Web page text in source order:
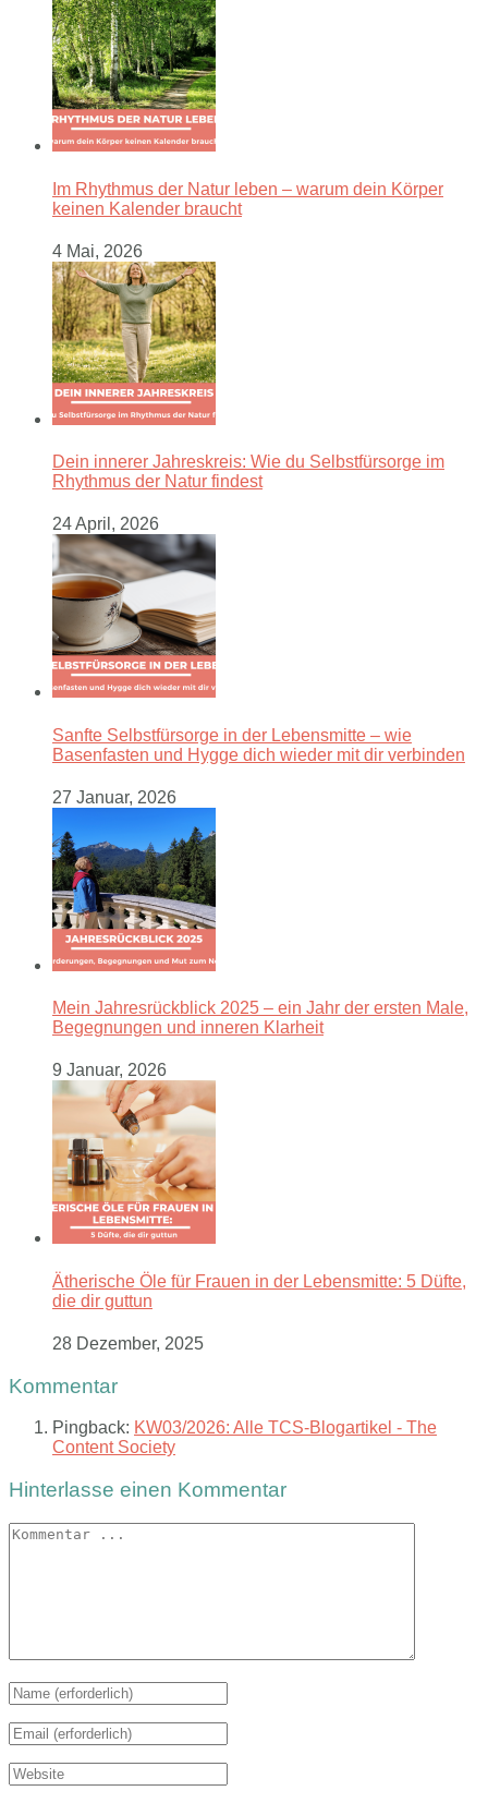
Im Rhythmus der Natur leben – warum dein Körper
keinen Kalender braucht
4 Mai, 2026
Dein innerer Jahreskreis: Wie du Selbstfürsorge im
Rhythmus der Natur findest
24 April, 2026
Sanfte Selbstfürsorge in der Lebensmitte – wie
Basenfasten und Hygge dich wieder mit dir verbinden
27 Januar, 2026
Mein Jahresrückblick 2025 – ein Jahr der ersten Male,
Begegnungen und inneren Klarheit
9 Januar, 2026
Ätherische Öle für Frauen in der Lebensmitte: 5 Düfte,
die dir guttun
28 Dezember, 2025
Kommentar
Pingback: KW03/2026: Alle TCS-Blogartikel - The
Content Society
Hinterlasse einen Kommentar